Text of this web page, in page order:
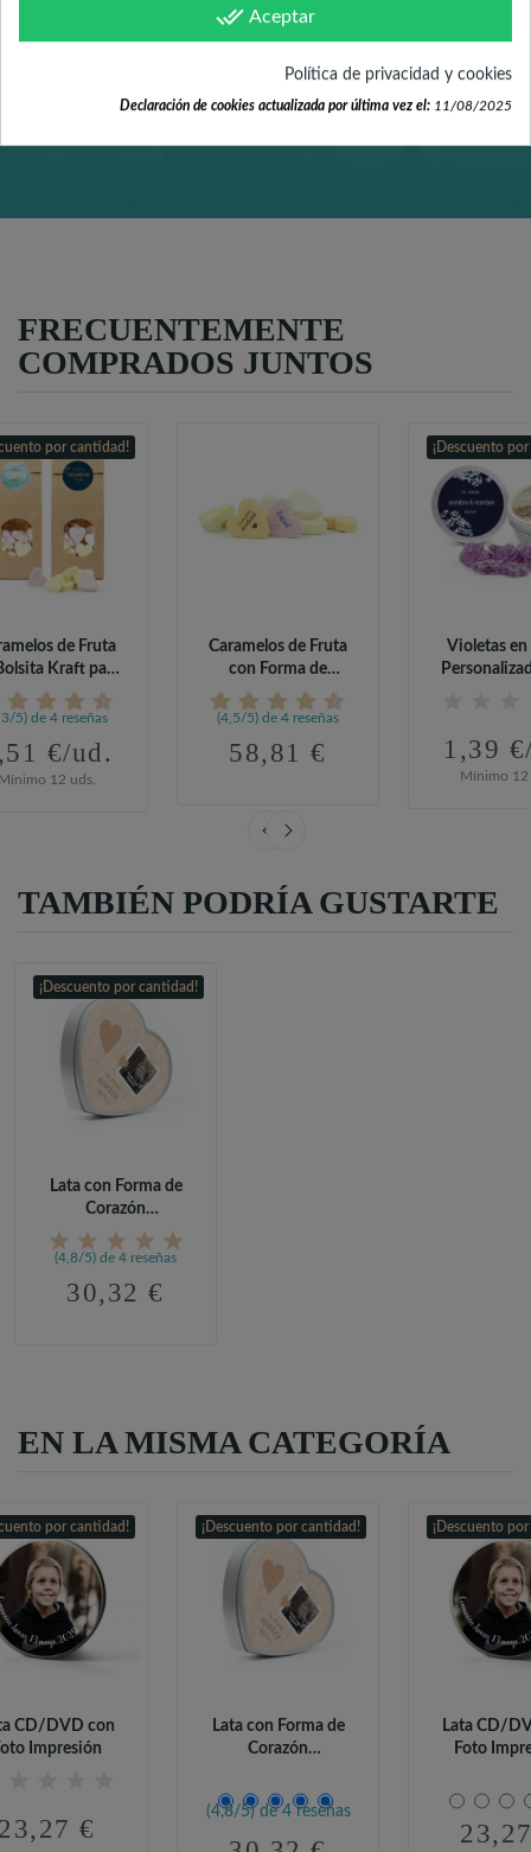
hola@fabricadelasuerte.es
Revisa nuestras páginas de
FRECUENTEMENTE
COMPRADOS JUNTOS
por cantidad!
de Fruta
Kraft para
Comunión
5) de 4 reseñas
€/ud.
12 uds.
Caramelos de Fruta
con Forma de
Corazón...
(4,5/5) de 4 reseñas
58,81 €
¡Descuento
Violetas
1,39
Mínimo 12
TAMBIÉN PODRÍA GUSTARTE
¡Descuento por cantidad!
Lata con Forma de
Corazón
Personalizada con...
(4,8/5) de 4 reseñas
30,32 €
EN LA MISMA CATEGORÍA
por cantidad!
CD/DVD con
Impresión
€
¡Descuento por cantidad!
Lata con Forma de
Corazón
(4,8/5) de 4 reseñas
¡Descuento
Lata CD/
Foto
done_all Aceptar
Política de privacidad y cookies
Declaración de cookies actualizada por última vez el: 11/08/2025